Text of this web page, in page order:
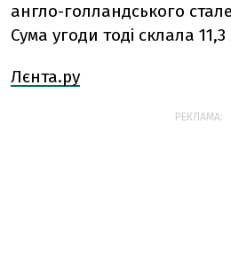
англо-голландського
Сума угоди тоді склала
Лєнта.ру
РЕКЛАМА: